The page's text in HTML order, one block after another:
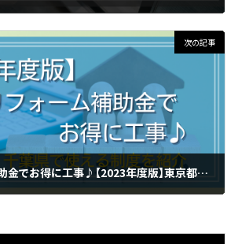
次の記事
住宅リフォーム補助金でお得に工事♪【2023年度版】東京都・千葉県で使える制度を紹介